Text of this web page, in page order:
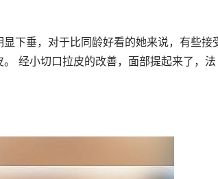
下垂，对于比同龄好看的她来说，有些接
经小切口拉皮的改善，面部提起来了，法